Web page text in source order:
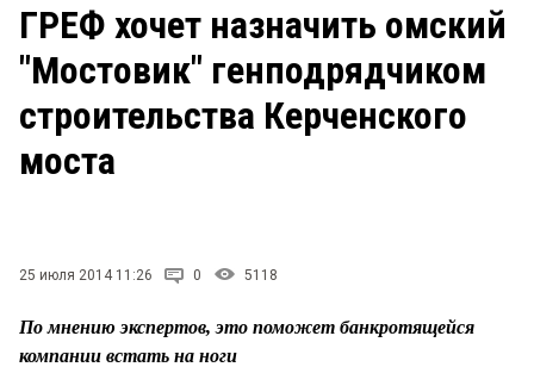
ЗАКОН Рейтинги
Блоги
Архив
ГРЕФ хочет назначить омский
"Мостовик" генподрядчиком
строительства Керченского
моста
25 июля 2014 11:26 0 5118
По мнению экспертов, это поможет банкротящейся
компании встать на ноги